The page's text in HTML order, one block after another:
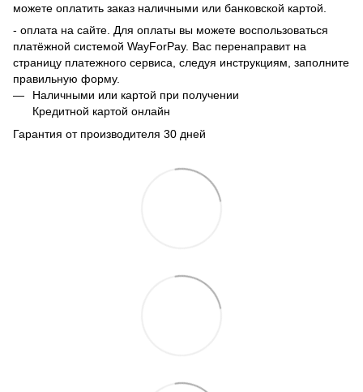
можете оплатить заказ наличными или банковской картой.
- оплата на сайте. Для оплаты вы можете воспользоваться
платёжной системой WayForPay. Вас перенаправит на
страницу платежного сервиса, следуя инструкциям, заполните
правильную форму.
Наличными или картой при получении
Кредитной картой онлайн
Гарантия от производителя 30 дней